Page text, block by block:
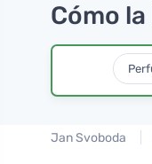
Cómo
Jan Svoboda